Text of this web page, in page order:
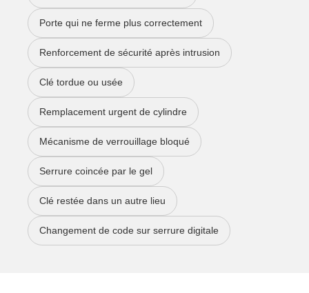
Porte qui ne ferme plus correctement
Renforcement de sécurité après intrusion
Clé tordue ou usée
Remplacement urgent de cylindre
Mécanisme de verrouillage bloqué
Serrure coincée par le gel
Clé restée dans un autre lieu
Changement de code sur serrure digitale